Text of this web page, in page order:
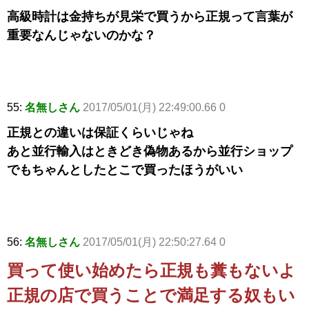
高級時計は金持ちが見栄で買うから正規って言葉が
重要なんじゃないのかな？
55: 名無しさん 2017/05/01(月) 22:49:00.66 0
正規との違いは保証くらいじゃね
あと並行輸入はときどき偽物あるから並行ショップ
でもちゃんとしたとこで買ったほうがいい
56: 名無しさん 2017/05/01(月) 22:50:27.64 0
買って使い始めたら正規も糞もないよ
正規の店で買うことで満足する奴もい